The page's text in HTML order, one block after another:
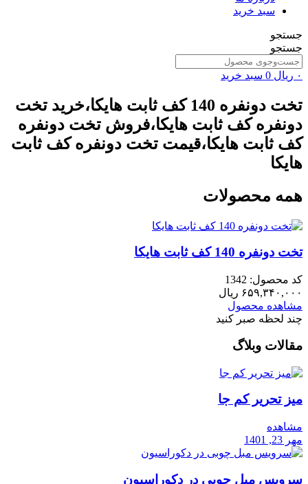
سبد خرید
جستجو
جستجو
۰ ریال 0 سبد خرید
تخت دونفره 140 کف ثابت هایکا،خرید تخت
دونفره کف ثابت هایکا،فروش تخت دونفره
کف ثابت هایکا،قیمت تخت دونفره کف ثابت
هایکا
همه محصولات
تخت دونفره 140 کف ثابت هایکا
کد محصول: 1342
۶۵۹,۳۴۰,۰۰۰ ریال
مشاهده محصول
چند لحظه صبر کنید
مقالات وبلاگ
میز تحریر کم جا
مشاهده
مهر 23, 1401
سرویس مبل چوبی در دکوراسیون